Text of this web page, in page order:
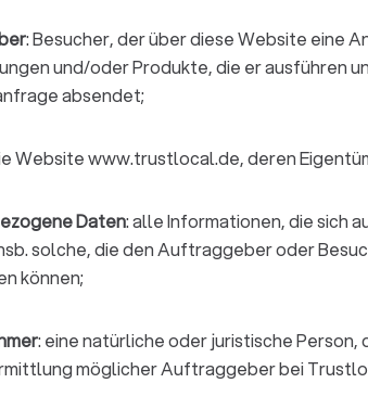
: Besucher, der über diese Website eine
und/oder Produkte, die er ausführen
absendet;
Website www.trustlocal.de, deren
Daten: alle Informationen, die sich
solche, die den Auftraggeber oder
können;
: eine natürliche oder juristische
möglicher Auftraggeber bei